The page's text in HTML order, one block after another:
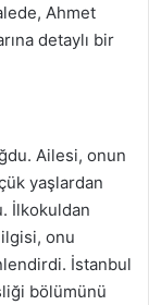
Ahmet
detaylı bir
Ailesi, onun
yaşlardan
İlkokuldan
onu
İstanbul
bölümünü